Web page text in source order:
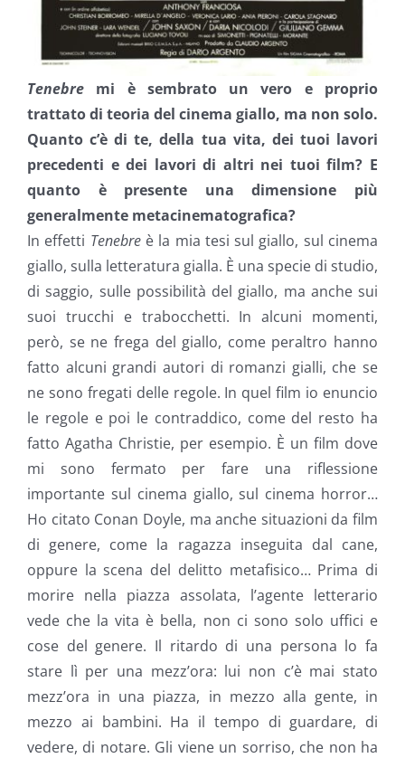
Tenebre mi è sembrato un vero e proprio
trattato di teoria del cinema giallo, ma non solo.
Quanto c’è di te, della tua vita, dei tuoi lavori
precedenti e dei lavori di altri nei tuoi film? E
quanto è presente una dimensione più
generalmente metacinematografica?
In effetti Tenebreè la mia tesi sul giallo, sul cinema
giallo, sulla letteratura gialla. È una specie di studio,
di saggio, sulle possibilità del giallo, ma anche sui
suoi trucchi e trabocchetti. In alcuni momenti,
però, se ne frega del giallo, come peraltro hanno
fatto alcuni grandi autori di romanzi gialli, che se
ne sono fregati delle regole. In quel film io enuncio
le regole e poi le contraddico, come del resto ha
fatto Agatha Christie, per esempio. È un film dove
mi sono fermato per fare una riflessione
importante sul cinema giallo, sul cinema horror…
Ho citato Conan Doyle, ma anche situazioni da film
di genere, come la ragazza inseguita dal cane,
oppure la scena del delitto metafisico… Prima di
morire nella piazza assolata, l’agente letterario
vede che la vita è bella, non ci sono solo uffici e
cose del genere. Il ritardo di una persona lo fa
stare lì per una mezz’ora: lui non c’è mai stato
mezz’ora in una piazza, in mezzo alla gente, in
mezzo ai bambini. Ha il tempo di guardare, di
vedere, di notare. Gli viene un sorriso, che non ha